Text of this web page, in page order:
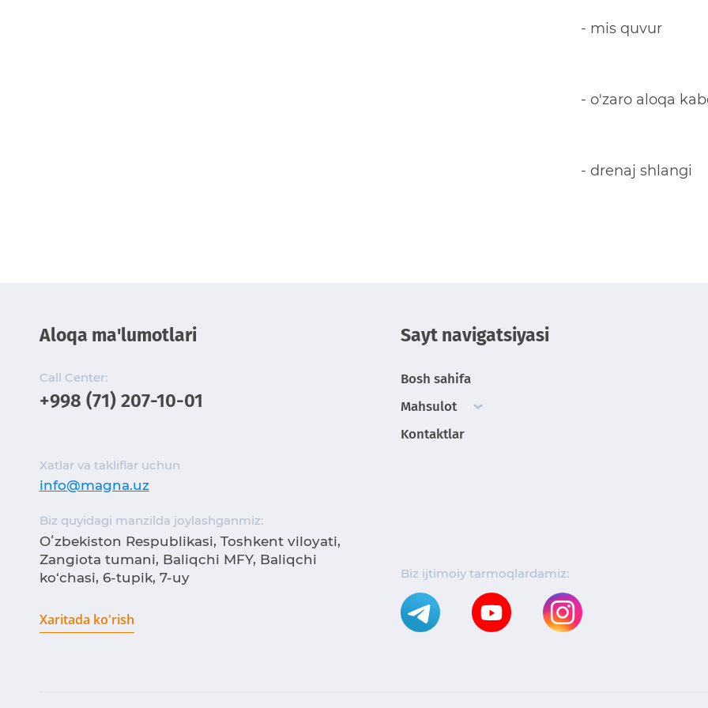
- mis quvur
- o'zaro aloqa
- drenaj shlangi
Aloqa ma'lumotlari
Call Center:
+998 (71) 207-10-01
Xatlar va takliflar uchun
info@magna.uz
Biz quyidagi manzilda joylashganmiz:
Oʻzbekiston Respublikasi, Toshkent viloyati,
Zangiota tumani, Baliqchi MFY, Baliqchi
ko‘chasi, 6-tupik, 7-uy
Xaritada ko'rish
Sayt navigatsiyasi
Bosh sahifa
Mahsulot
Kontaktlar
Biz ijtimoiy tarmoqlardamiz: